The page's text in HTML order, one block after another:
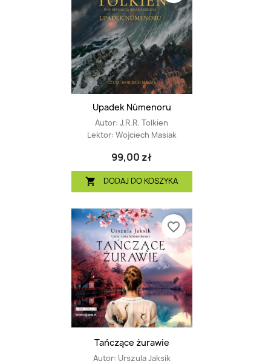
Upadek Númenoru
Autor: J.R.R. Tolkien
Lektor: Wojciech Masiak
99,00 zł
 DODAJ DO KOSZYKA
Tańczące żurawie
Autor: Urszula Jaksik
favorite_border